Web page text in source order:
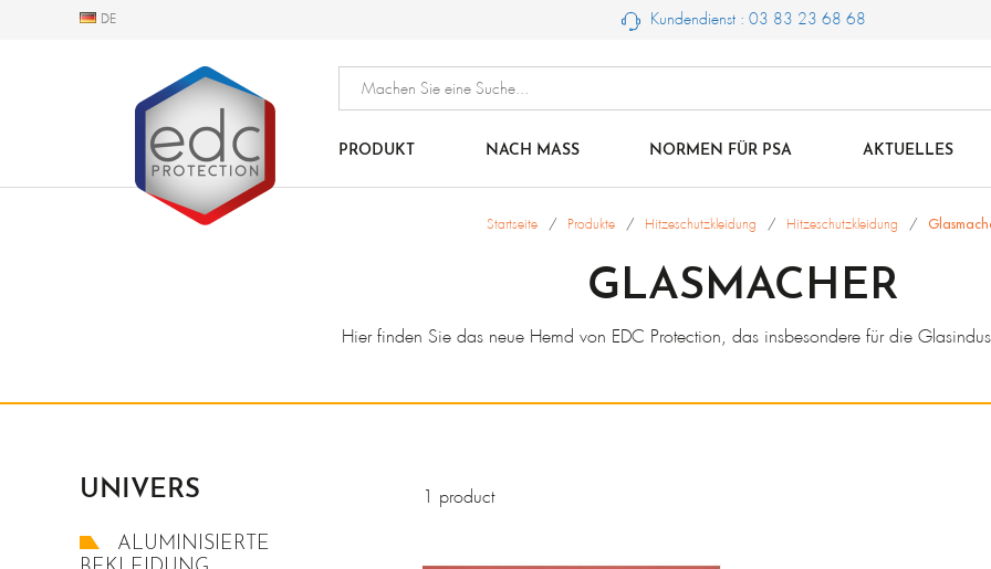
DE
DE Kundendienst : 03 83 23 68 68
PRODUKT NACH MASS NORMEN FÜR PSA AKTUELLES
Startseite Produkte Hitzeschutzkleidung Hitzeschutzkleidung
GLASMACHER
Hier finden Sie das neue Hemd von EDC Protection, das insbesondere für die
UNIVERS
ALUMINISIERTE
1 product